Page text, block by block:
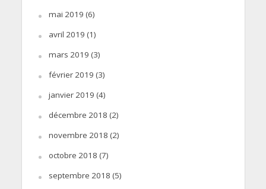
mai 2019 (6)
avril 2019 (1)
mars 2019 (3)
février 2019 (3)
janvier 2019 (4)
décembre 2018 (2)
novembre 2018 (2)
octobre 2018 (7)
septembre 2018 (5)